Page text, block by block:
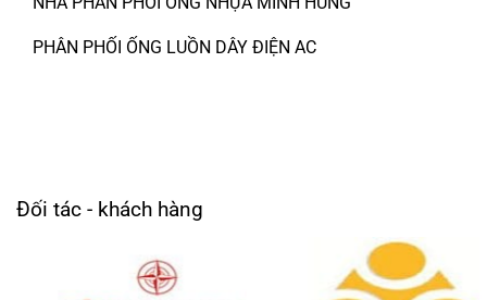
PHÂN PHỐI ỐNG LUỒN DÂY ĐIỆN AC
Đối tác - khách hàng